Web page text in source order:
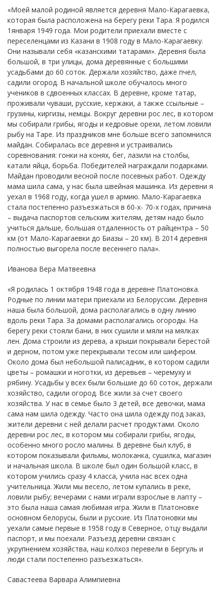
«Моей малой родиной является деревня Мало-Карагаевка,
которая была расположена на берегу реки Тара. Я родился
1января 1949 года. Мои родители приехали вместе с
переселенцами из Казани в 1908 году в Мало-Карагаевку.
Они называли себя «казанскими татарами». Деревня была
большой, в три улицы, дома деревянные с большими
усадьбами до 60 соток. Держали хозяйство, даже пчел,
садили огород. В начальной школе обучалось много
учеников в сдвоенных классах. В деревне, кроме татар,
проживали чуваши, русские, кержаки, а также ссыльные –
грузины, киргизы, немцы. Вокруг деревни рос лес, в котором
мы собирали грибы, ягоды и кедровые орехи, летом ловили
рыбу на Таре. Из праздников мне больше всего запомнился
майдан. Собиралась все деревня и устраивались
соревнования: гонки на конях, бег, лазили на столбы,
катали яйца, борьба. Победителей награждали подарками.
Майдан проводили весной после посевных работ. Одежду
мама шила сама, у нас была швейная машинка. Из деревни я
уехал в 1968 году, когда ушел в армию. Мало-Карагаевка
стала постепенно разъезжаться в 60-х- 70-х годах, причина
– выдача паспортов сельским жителям, детям надо было
учиться дальше, большая отдаленность от райцентра – 50
км (от Мало-Карагаевки до Биазы – 20 км). В 2014 деревня
полностью выгорела после весеннего пала».
Иванова Вера Матвеевна
«Я родилась 1 октября 1948 года в деревне Платоновка.
Родные по линии матери приехали из Белоруссии. Деревня
наша была большой, дома располагались в одну линию
вдоль реки Тара. За домами располагались огороды. На
берегу реки стояли бани, в них сушили и мяли на мялках
лен. Дома строили из дерева, а крыши покрывали берестой
и дерном, потом уже перекрывали тесом или шифером.
Около дома был небольшой палисадник, в котором садили
цветы – ромашки и ноготки, из деревьев – черемуху и
рябину. Усадьбы у всех были большие до 60 соток, держали
хозяйство, садили огород. Все жили за счет своего
хозяйства. У нас в семье было 3 детей, все девочки, мама
сама нам шила одежду. Часто она шила одежду под заказ,
жители деревни с ней делали расчет продуктами. Около
деревни рос лес, в котором мы собирали грибы, ягоды,
особенно много росло малины. В деревне был клуб, в
котором показывали фильмы, молоканка, сушилка, магазин
и начальная школа. В школе был один большой класс, в
котором учились сразу 4 класса, учила нас всех одна
учительница. Жили мы весело, летом купались в реке,
ловили рыбу; вечерами с нами играли взрослые в лапту –
это была наша самая любимая игра. Жили в Платоновке
основном белорусы, были и русские. Из Платоновки мы
уехали самые первые в 1958 году в Северное, отцу выдали
паспорт, и мы поехали. Разъезд деревни связан с
укрупнением хозяйства, наш колхоз перевели в Бергуль и
люди стали постепенно разъезжаться».
Савастеева Варвара Алимпиевна